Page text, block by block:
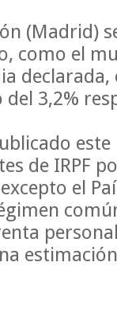
(Madrid)
como el
declarada,
3,2%
de IRPF
el